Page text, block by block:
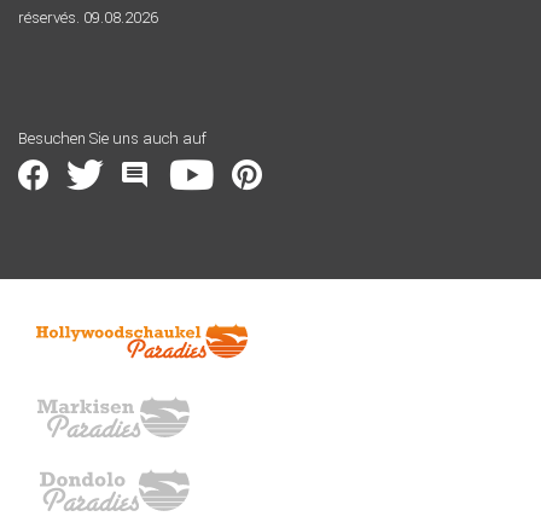
réservés. 09.08.2026
Besuchen Sie uns auch auf